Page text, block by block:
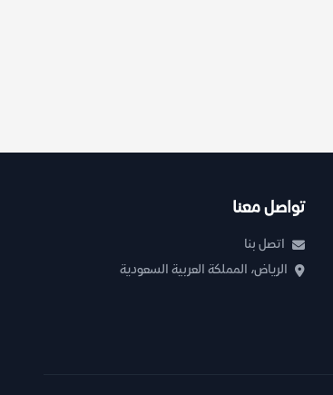
تواصل معنا
اتصل بنا
الرياض، المملكة العربية السعودية